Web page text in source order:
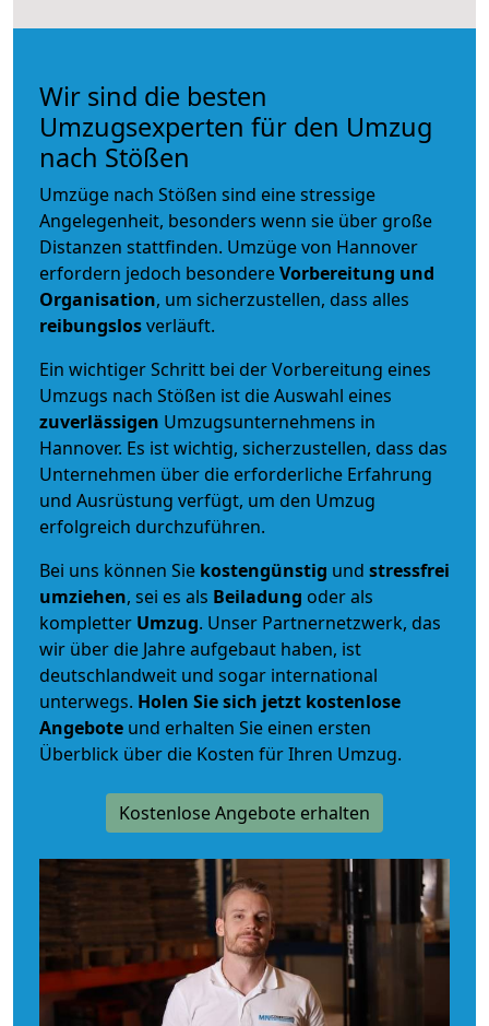
Wir sind die besten
Umzugsexperten für den Umzug
nach Stößen
Umzüge nach Stößen sind eine stressige
Angelegenheit, besonders wenn sie über große
Distanzen stattfinden. Umzüge von Hannover
erfordern jedoch besondereVorbereitung und
Organisation, um sicherzustellen, dass alles
reibungslosverläuft.
Ein wichtiger Schritt bei der Vorbereitung eines
Umzugs nach Stößen ist die Auswahl eines
zuverlässigen Umzugsunternehmens in
Hannover. Es ist wichtig, sicherzustellen, dass das
Unternehmen über die erforderliche Erfahrung
und Ausrüstung verfügt, um den Umzug
erfolgreich durchzuführen.
Bei uns können Sie kostengünstig und stressfrei
umziehen, sei es als Beiladung oder als
kompletter Umzug. Unser Partnernetzwerk, das
wir über die Jahre aufgebaut haben, ist
deutschlandweit und sogar international
unterwegs. Holen Sie sich jetzt kostenlose
Angebote und erhalten Sie einen ersten
Überblick über die Kosten für Ihren Umzug.
Kostenlose Angebote erhalten